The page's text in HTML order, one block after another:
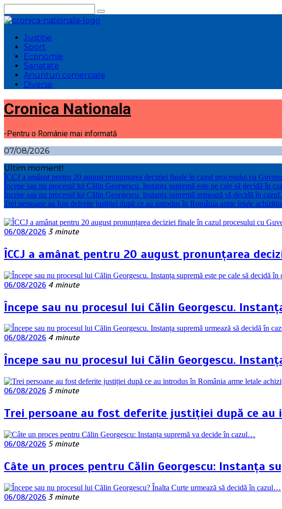
la
conținut
Justitie
Sport
Economie
Sanatate
Anunturi comerciale
Diverse
Cronica Nationala
-Pentru o Românie mai informată
07/08/2026
Ultim moment!
ÎCCJ a amânat pentru 20 august pronunțarea deciziei finale în cazul procesului cu
Începe sau nu procesul lui Călin Georgescu. Instanța supremă este pe cale să decidă în
Începe sau nu procesul lui Călin Georgescu. Instanța supremă urmează să decidă în
Trei persoane au fost deferite justiției după ce au introdus în România arme letale
06/08/2026 3 minute
ÎCCJ a amânat pentru 20 august pronunțarea
06/08/2026 4 minute
Începe sau nu procesul lui Călin Georgescu.
06/08/2026 4 minute
Începe sau nu procesul lui Călin Georgescu.
06/08/2026 3 minute
Trei persoane au fost deferite justiției după ce
06/08/2026 5 minute
Câte un proces pentru Călin Georgescu: Instanța
06/08/2026 3 minute